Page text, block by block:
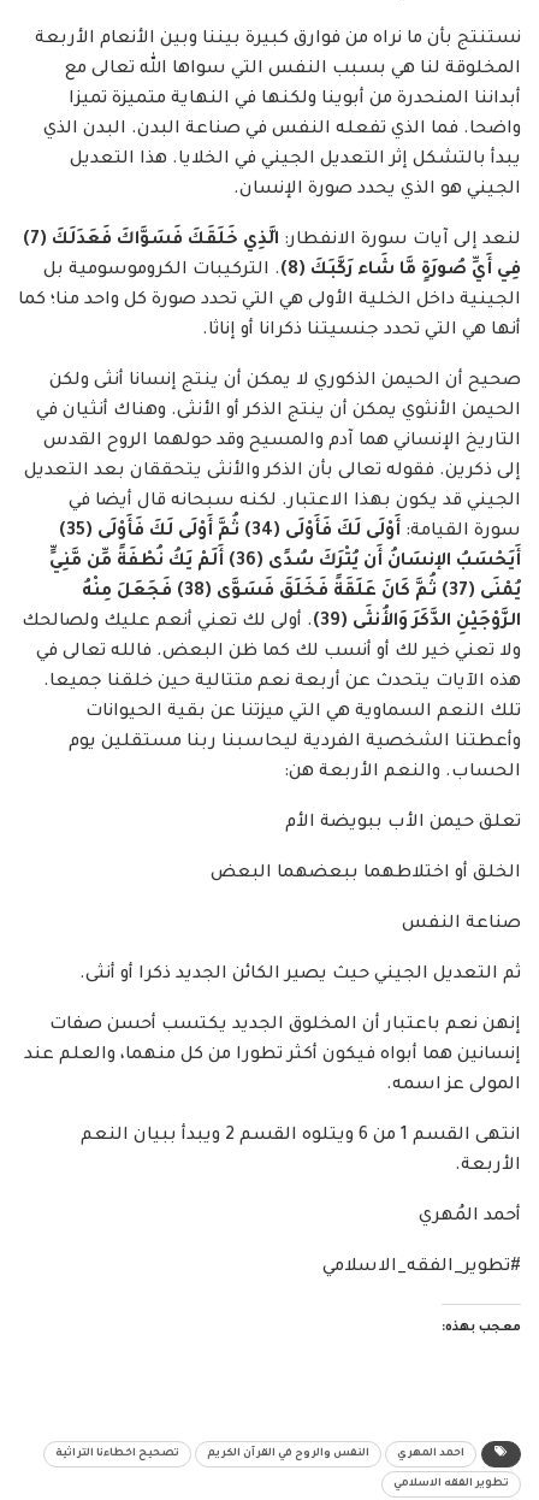
نستنتج بأن ما نراه من فوارق كبيرة بيننا وبين الأنعام الأربعة
المخلوقة لنا هي بسبب النفس التي سواها الله تعالى مع
أبداننا المنحدرة من أبوينا ولكنها في النهاية متميزة تميزا
واضحا. فما الذي تفعله النفس في صناعة البدن. البدن الذي
يبدأ بالتشكل إثر التعديل الجيني في الخلايا. هذا التعديل
الجيني هو الذي يحدد صورة الإنسان.
لنعد إلى آيات سورة الانفطار:
الَّذِي خَلَقَكَ فَسَوَّاكَ فَعَدَلَكَ (7)
فِي أَيِّ صُورَةٍ مَّا شَاء رَكَّبَكَ (8)
. التركيبات الكروموسومية بل
الجينية داخل الخلية الأولى هي التي تحدد صورة كل واحد منا؛ كما
أنها هي التي تحدد جنسيتنا ذكرانا أو إناثا.
صحيح أن الحيمن الذكوري لا يمكن أن ينتج إنسانا أنثى ولكن
الحيمن الأنثوي يمكن أن ينتج الذكر أو الأنثى. وهناك أنثيان في
التاريخ الإنساني هما آدم والمسيح وقد حولهما الروح القدس
إلى ذكرين. فقوله تعالى بأن الذكر والأنثى يتحققان بعد التعديل
الجيني قد يكون بهذا الاعتبار. لكنه سبحانه قال أيضا في
سورة القيامة:
أَوْلَى لَكَ فَأَوْلَى (34) ثُمَّ أَوْلَى لَكَ فَأَوْلَى (35)
أَيَحْسَبُ الإنسَانُ أَن يُتْرَكَ سُدًى (36) أَلَمْ يَكُ نُطْفَةً مِّن مَّنِيٍّ
يُمْنَى (37) ثُمَّ كَانَ عَلَقَةً فَخَلَقَ فَسَوَّى (38) فَجَعَلَ مِنْهُ
الزَّوْجَيْنِ الذَّكَرَ وَالأُنثَى (39)
. أولى لك تعني أنعم عليك ولصالحك
ولا تعني خير لك أو أنسب لك كما ظن البعض. فالله تعالى في
هذه الآيات يتحدث عن أربعة نعم متتالية حين خلقنا جميعا.
تلك النعم السماوية هي التي ميزتنا عن بقية الحيوانات
وأعطتنا الشخصية الفردية ليحاسبنا ربنا مستقلين يوم
الحساب. والنعم الأربعة هن:
تعلق حيمن الأب ببويضة الأم
الخلق أو اختلاطهما ببعضهما البعض
صناعة النفس
ثم التعديل الجيني حيث يصير الكائن الجديد ذكرا أو أنثى.
إنهن نعم باعتبار أن المخلوق الجديد يكتسب أحسن صفات
إنسانين هما أبواه فيكون أكثر تطورا من كل منهما، والعلم عند
المولى عز اسمه.
انتهى القسم 1 من 6 ويتلوه القسم 2 ويبدأ ببيان النعم
الأربعة.
أحمد المُهري
#تطوير_الفقه_الاسلامي
معجب بهذه:
احمد المهري النفس والروح في القرآن الكريم تصحيح اخطاءنا التراثية
تطوير الفقه الاسلامي